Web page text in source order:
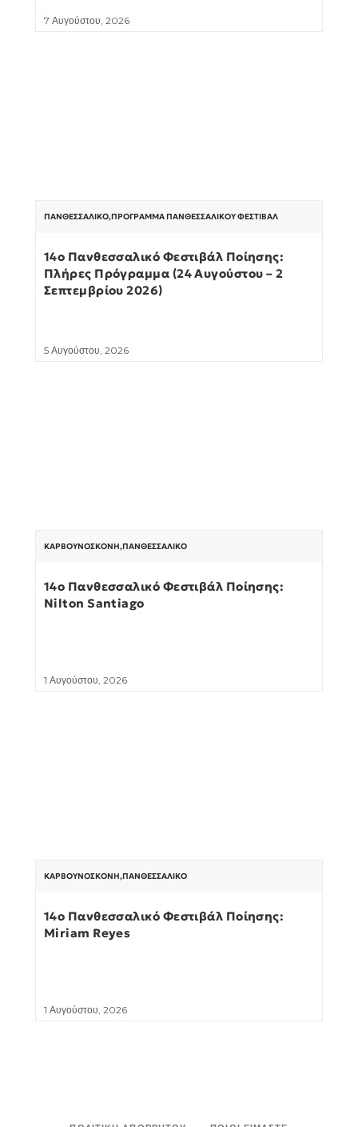
7 Αυγούστου, 2026
ΠΑΝΘΕΣΣΑΛΙΚΌ,ΠΡΌΓΡΑΜΜΑ ΠΑΝΘΕΣΣΑΛΙΚΟΎ ΦΕΣΤΙΒΆΛ
14ο Πανθεσσαλικό Φεστιβάλ Ποίησης:
Πλήρες Πρόγραμμα (24 Αυγούστου – 2
Σεπτεμβρίου 2026)
5 Αυγούστου, 2026
ΚΑΡΒΟΥΝΌΣΚΟΝΗ,ΠΑΝΘΕΣΣΑΛΙΚΌ
14ο Πανθεσσαλικό Φεστιβάλ Ποίησης:
Nilton Santiago
1 Αυγούστου, 2026
ΚΑΡΒΟΥΝΌΣΚΟΝΗ,ΠΑΝΘΕΣΣΑΛΙΚΌ
14ο Πανθεσσαλικό Φεστιβάλ Ποίησης:
Miriam Reyes
1 Αυγούστου, 2026